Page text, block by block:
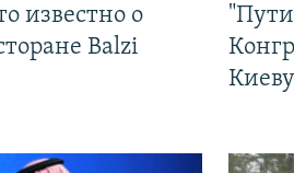
известно о
Balzi
Киеву